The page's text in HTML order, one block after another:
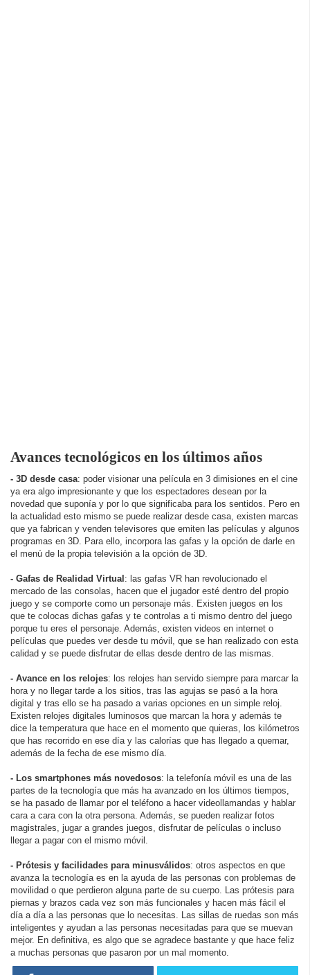
Avances tecnológicos en los últimos años
- 3D desde casa: poder visionar una película en 3 dimisiones en el cine
ya era algo impresionante y que los espectadores desean por la
novedad que suponía y por lo que significaba para los sentidos. Pero en
la actualidad esto mismo se puede realizar desde casa, existen marcas
que ya fabrican y venden televisores que emiten las películas y algunos
programas en 3D. Para ello, incorpora las gafas y la opción de darle en
el menú de la propia televisión a la opción de 3D.
- Gafas de Realidad Virtual : las gafas VR han revolucionado el
mercado de las consolas, hacen que el jugador esté dentro del propio
juego y se comporte como un personaje más. Existen juegos en los
que te colocas dichas gafas y te controlas a ti mismo dentro del juego
porque tu eres el personaje. Además, existen videos en internet o
películas que puedes ver desde tu móvil, que se han realizado con esta
calidad y se puede disfrutar de ellas desde dentro de las mismas.
- Avance en los relojes: los relojes han servido siempre para marcar la
hora y no llegar tarde a los sitios, tras las agujas se pasó a la hora
digital y tras ello se ha pasado a varias opciones en un simple reloj.
Existen relojes digitales luminosos que marcan la hora y además te
dice la temperatura que hace en el momento que quieras, los kilómetros
que has recorrido en ese día y las calorías que has llegado a quemar,
además de la fecha de ese mismo día.
- Los smartphones más novedosos: la telefonía móvil es una de las
partes de la tecnología que más ha avanzado en los últimos tiempos,
se ha pasado de llamar por el teléfono a hacer videollamandas y hablar
cara a cara con la otra persona. Además, se pueden realizar fotos
magistrales, jugar a grandes juegos, disfrutar de películas o incluso
llegar a pagar con el mismo móvil.
- Prótesis y facilidades para minusválidos: otros aspectos en que
avanza la tecnología es en la ayuda de las personas con problemas de
movilidad o que perdieron alguna parte de su cuerpo. Las prótesis para
piernas y brazos cada vez son más funcionales y hacen más fácil el
día a día a las personas que lo necesitas. Las sillas de ruedas son más
inteligentes y ayudan a las personas necesitadas para que se muevan
mejor. En definitiva, es algo que se agradece bastante y que hace feliz
a muchas personas que pasaron por un mal momento.